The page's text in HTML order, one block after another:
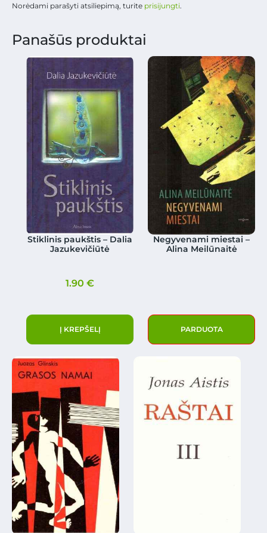
Norėdami parašyti atsiliepimą, turite prisijungti.
Panašūs produktai
Stiklinis paukštis – Dalia
Jazukevičiūtė
1.90€
Į KREPŠELĮ
Negyvenami miestai –
Alina Meilūnaitė
PARDUOTA